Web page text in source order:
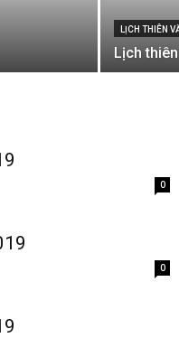
LỊCH THIÊN
Lịch
0
0